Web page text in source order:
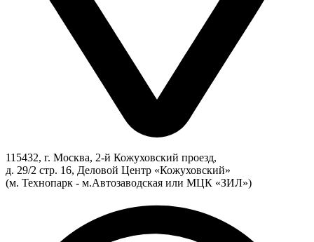
115432, г. Москва, 2-й Кожуховский проезд,
д. 29/2 стр. 16, Деловой Центр «Кожуховский»
(м. Технопарк - м.Автозаводская или МЦК «ЗИЛ»)